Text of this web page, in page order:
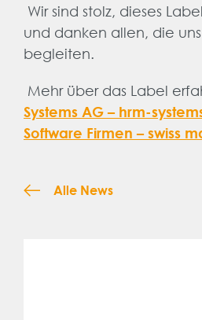
Wir sind stolz, dieses
und danken allen, die
begleiten.
Mehr über das Label
Systems AG – hrm-
Software Firmen – swiss
Alle News